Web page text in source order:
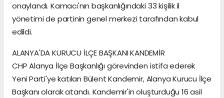
onaylandı. Kamacı'nın başkanlığındaki 33 kişilik il
yönetimi de partinin genel merkezi tarafından kabul
edildi.
ALANYA'DA KURUCU İLÇE BAŞKANI KANDEMİR
CHP Alanya İlçe Başkanlığı görevinden istifa ederek
Yeni Parti'ye katılan Bülent Kandemir, Alanya Kurucu İlçe
Başkanı olarak atandı. Kandemir'in oluşturduğu 16 asil